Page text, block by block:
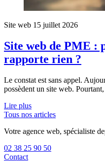
Site web 15 juillet 2026
Site web de PME :
rapporte rien ?
Le constat est sans appel.
possèdent un site web.
Lire plus
Tous nos articles
Votre agence web, spécialiste
02 38 25 90 50
Contact